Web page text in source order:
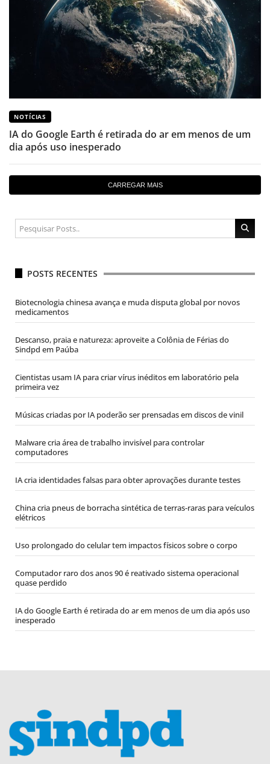
NOTÍCIAS
IA do Google Earth é retirada do ar em menos de um
dia após uso inesperado
CARREGAR MAIS
POSTS RECENTES
Biotecnologia chinesa avança e muda disputa global por novos
medicamentos
Descanso, praia e natureza: aproveite a Colônia de Férias do
Sindpd em Paúba
Cientistas usam IA para criar vírus inéditos em laboratório pela
primeira vez
Músicas criadas por IA poderão ser prensadas em discos de vinil
Malware cria área de trabalho invisível para controlar
computadores
IA cria identidades falsas para obter aprovações durante testes
China cria pneus de borracha sintética de terras-raras para veículos
elétricos
Uso prolongado do celular tem impactos físicos sobre o corpo
Computador raro dos anos 90 é reativado sistema operacional
quase perdido
IA do Google Earth é retirada do ar em menos de um dia após uso
inesperado